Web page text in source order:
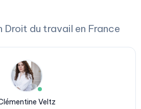
du travail en France
Veltz